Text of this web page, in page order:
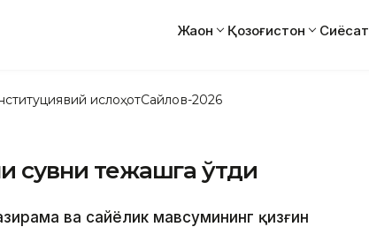
Жаҳон Қозоғистон Сиёсат
ислоҳотСайлов-2026
сувни тежашга ўтди
ва сайёҳлик мавсумининг қизғин